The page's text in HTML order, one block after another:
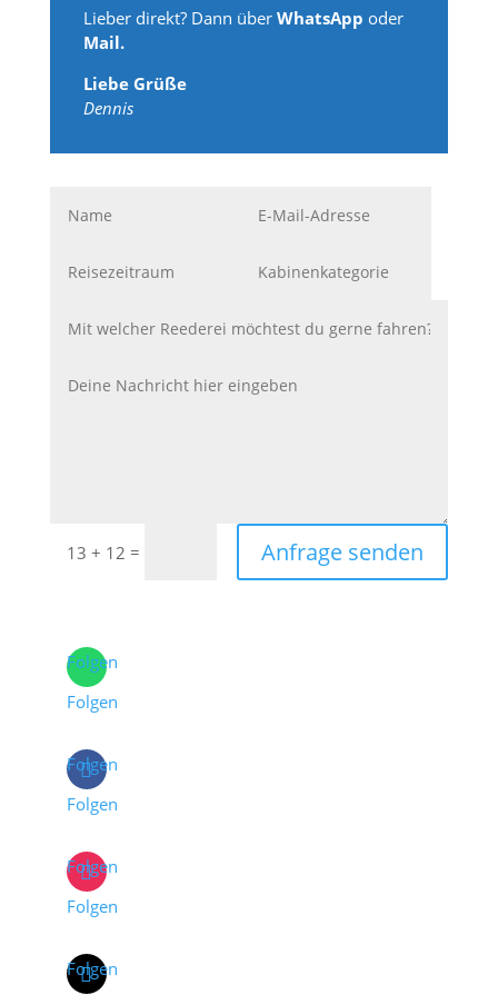
Lieber direkt? Dann überWhatsApp oder
Mail.
Liebe Grüße
Dennis
13 + 12 = Anfrage senden
Folgen
Folgen
Folgen
Folgen
Folgen
Folgen
Folgen